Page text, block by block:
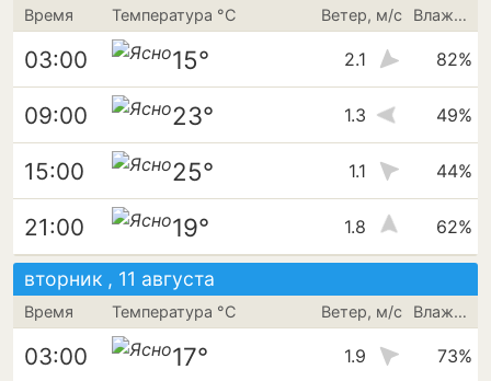
Время Температура °C Ветер, м/с Влажность
03:00 15° 2.1 82%
09:00 23° 1.3 49%
15:00 25° 1.1 44%
21:00 19° 1.8 62%
вторник , 11 августа
Время Температура °C Ветер, м/с Влажность
03:00 17° 1.9 73%